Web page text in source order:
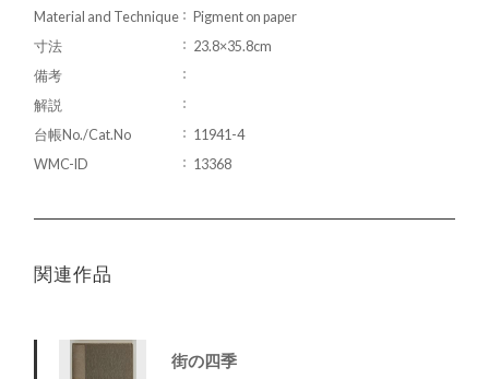
Material and Technique
Pigment on paper
寸法
23.8×35.8cm
備考
解説
台帳No./Cat.No
11941-4
WMC-ID
13368
関連作品
街の四季